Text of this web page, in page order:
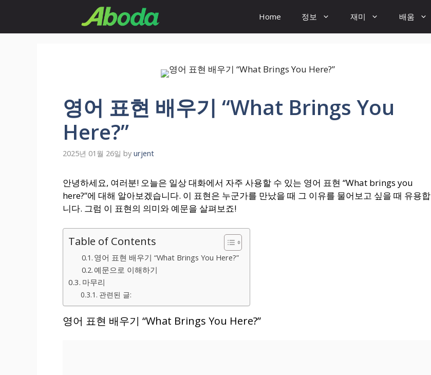
content
Home 정보 재미 배움
영어 표현 배우기 “What Brings You
Here?”
2025년 01월 26일 by urjent
안녕하세요, 여러분! 오늘은 일상 대화에서 자주 사용할 수 있는 영어 표현 “What brings you
here?”에 대해 알아보겠습니다. 이 표현은 누군가를 만났을 때 그 이유를 물어보고 싶을 때 유용합
니다. 그럼 이 표현의 의미와 예문을 살펴보죠!
Table of Contents
영어 표현 배우기 “What Brings You Here?”
예문으로 이해하기
마무리
관련된 글:
영어 표현 배우기 “What Brings You Here?”